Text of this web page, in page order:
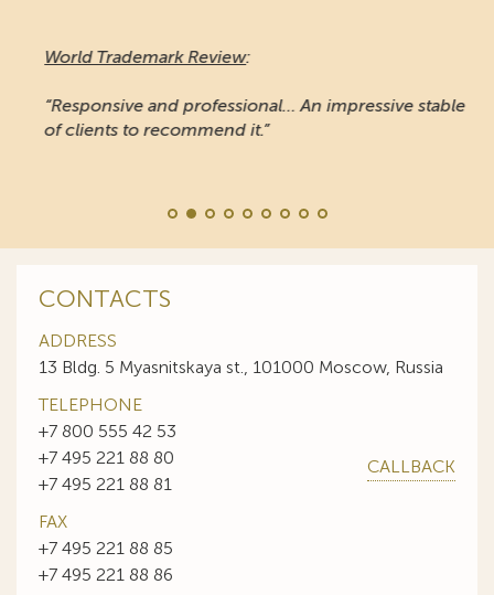
World Trademark Review:
“Responsive and professional… An impressive stable
of clients to recommend it.”
CONTACTS
ADDRESS
13 Bldg. 5 Myasnitskaya st., 101000 Moscow, Russia
TELEPHONE
+7 800 555 42 53
+7 495 221 88 80
+7 495 221 88 81
CALLBACK
FAX
+7 495 221 88 85
+7 495 221 88 86